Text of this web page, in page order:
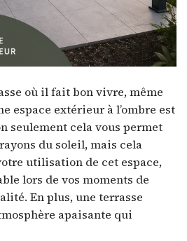
où il fait bon vivre, même
espace extérieur à l’ombre est
seulement cela vous permet
du soleil, mais cela
utilisation de cet espace,
lors de vos moments de
En plus, une terrasse
apaisante qui